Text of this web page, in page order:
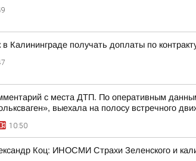
в Калининграде получать доплаты по
с места ДТП. По оперативным
выехала на полосу встречного
10:50
Коц: ИНОСМИ Страхи Зеленского и